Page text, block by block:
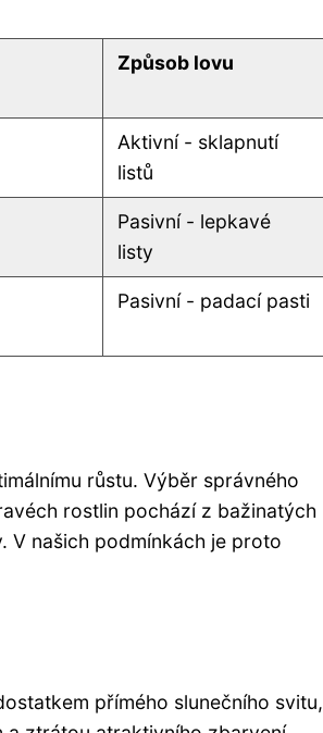
Způsob lovu
Aktivní - sklapnutí
listů
Pasivní - lepkavé
listy
Pasivní - padací pasti
růstu. Výběr správného
rostlin pochází z bažinatých
V našich podmínkách je proto
přímého slunečního svitu,